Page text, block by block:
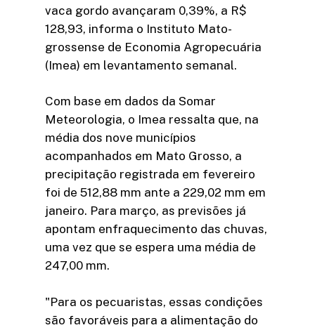
vaca gordo avançaram 0,39%, a R$
128,93, informa o Instituto Mato-
grossense de Economia Agropecuária
(Imea) em levantamento semanal.
Com base em dados da Somar
Meteorologia, o Imea ressalta que, na
média dos nove municípios
acompanhados em Mato Grosso, a
precipitação registrada em fevereiro
foi de 512,88 mm ante a 229,02 mm em
janeiro. Para março, as previsões já
apontam enfraquecimento das chuvas,
uma vez que se espera uma média de
247,00 mm.
"Para os pecuaristas, essas condições
são favoráveis para a alimentação do